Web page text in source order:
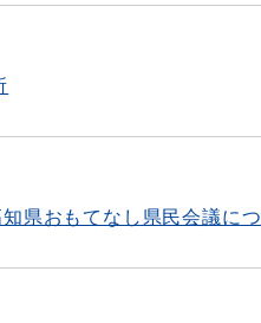
県おもてなし県民会議に